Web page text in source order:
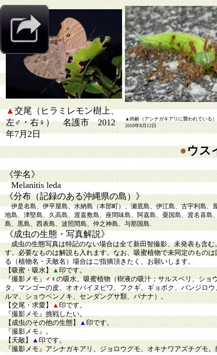
▲交尾（ヒラミレモン樹上、
左♂・右♀） 名護市 2012
年7月2日
▲終齢（アシナガキアリに襲われてい
2010年8月12日
●ウス
《学名》
Melanitis leda
《分布（記録のある沖縄県の島）》
伊是名島、伊平屋島、水納島（本部町）、瀬底島、伊江島、古宇利島、
地島、津堅島、久高島、渡嘉敷島、座間味島、阿嘉島、粟国島、渡名喜
島、黒島、西表島、波照間島、仲之神島、与那国島.
《成虫の生態・写真解説》
成虫の生態写真は特記のない場合は全て新田智撮影、未発表も含
す。必要なものは解説も入れます。なお、吸蜜植物で未同定のもの
る（植物名・天敵名）場合はご指摘頂きたく、お願いします。
【吸蜜・吸水】 ▲ 印です。
『撮影メモ』♂♀の吸水。吸蜜植物（樹液の吸汁；サルスベリ、ショ
タ、マンゴーの皮、オオバイヌビワ、フクギ、ギョボク、バンジロ
ルマ、ショウベンノキ、センダングサ類、バナナ）。
【交尾・求愛】▲印です。
『撮影メモ』挑戦したい。
【成虫のその他の生態】 ▲印です。
『撮影メモ』。
【天敵】▲印です。
『撮影メモ』アシナガキアリ、ジョロウグモ、オキナワアズチグモ